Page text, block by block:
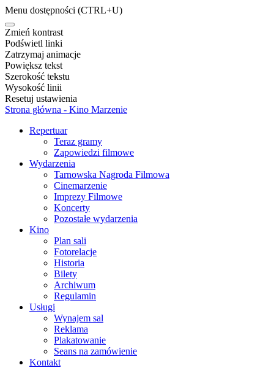
Menu dostępności (CTRL+U)
Zmień kontrast
Podświetl linki
Zatrzymaj animacje
Powiększ tekst
Szerokość tekstu
Wysokość linii
Resetuj ustawienia
Strona główna - Kino Marzenie
Repertuar
Teraz gramy
Zapowiedzi filmowe
Wydarzenia
Tarnowska Nagroda Filmowa
Cinemarzenie
Imprezy Filmowe
Koncerty
Pozostałe wydarzenia
Kino
Plan sali
Fotorelacje
Historia
Bilety
Archiwum
Regulamin
Usługi
Wynajem sal
Reklama
Plakatowanie
Seans na zamówienie
Kontakt